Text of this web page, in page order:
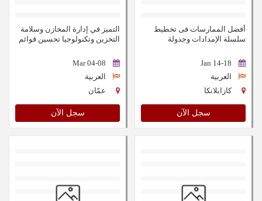
أفضل الممارسات فى تخطيط
سلسلة الإمدادات وجدولة
14-18 Jan
العربية
كازابلانكا
سجل الآن
التميز في إدارة المخازن وسلامة
التخزين وتكنولوجيا تحسين قوائم
04-08 Mar
العربية
عمّان
سجل الآن